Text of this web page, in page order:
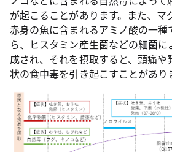
が起こることがあります。また、マ
赤身の魚に含まれるアミノ酸の一
ら、ヒスタミン産生菌などの細菌
成され、それを摂取すると、頭痛
状の食中毒を引き起こすことがあり